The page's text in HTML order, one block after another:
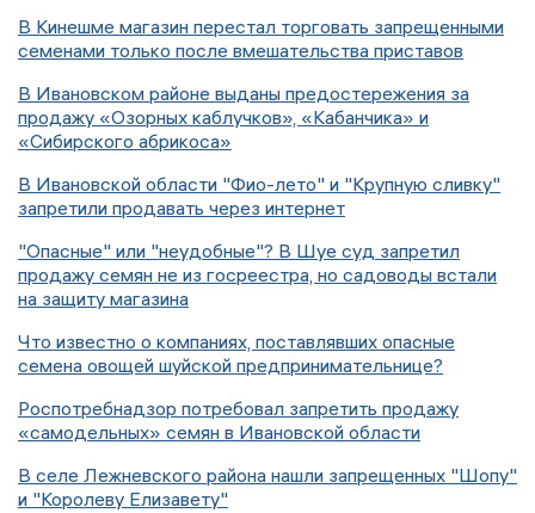
В Кинешме магазин перестал торговать запрещенными
семенами только после вмешательства приставов
В Ивановском районе выданы предостережения за
продажу «Озорных каблучков», «Кабанчика» и
«Сибирского абрикоса»
В Ивановской области "Фио-лето" и "Крупную сливку"
запретили продавать через интернет
"Опасные" или "неудобные"? В Шуе суд запретил
продажу семян не из госреестра, но садоводы встали
на защиту магазина
Что известно о компаниях, поставлявших опасные
семена овощей шуйской предпринимательнице?
Роспотребнадзор потребовал запретить продажу
«самодельных» семян в Ивановской области
В селе Лежневского района нашли запрещенных "Шопу"
и "Королеву Елизавету"